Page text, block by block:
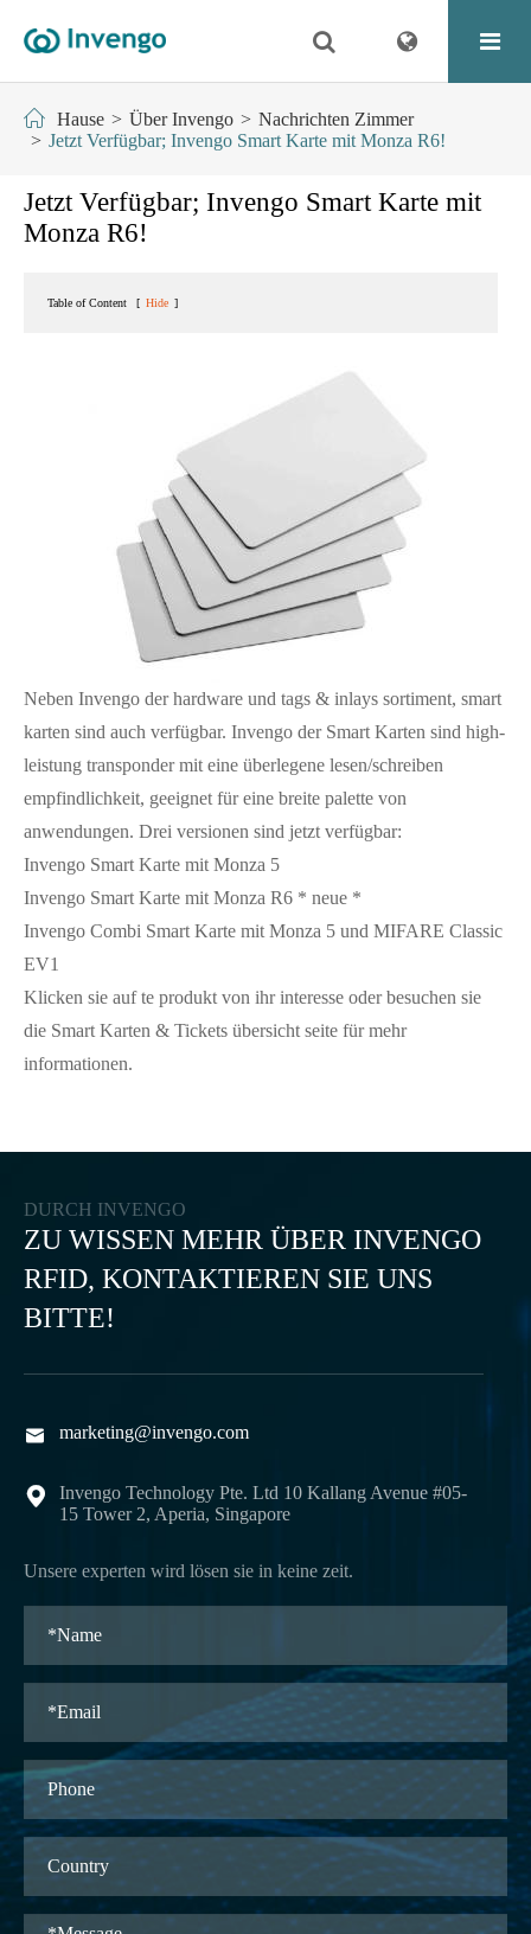
Hause Über Invengo
Nachrichten Zimmer
Jetzt Verfügbar; Invengo Smart Karte mit Monza R6!
Jetzt Verfügbar; Invengo Smart Karte mit
Monza R6!
Table of Content [ Hide ]
Neben Invengo der hardware und tags & inlays sortiment, smart
karten sind auch verfügbar. Invengo der Smart Karten sind high-
leistung transponder mit eine überlegene lesen/schreiben
empfindlichkeit, geeignet für eine breite palette von
anwendungen. Drei versionen sind jetzt verfügbar:
Invengo Smart Karte mit Monza 5
Invengo Smart Karte mit Monza R6 * neue *
Invengo Combi Smart Karte mit Monza 5 und MIFARE Classic
EV1
Klicken sie auf te produkt von ihr interesse oder besuchen sie
die Smart Karten & Tickets übersicht seite für mehr
informationen.
DURCH INVENGO
ZU WISSEN MEHR ÜBER INVENGO
RFID, KONTAKTIEREN SIE UNS
BITTE!
 marketing@invengo.com

Invengo Technology Pte. Ltd 10 Kallang Avenue #05-
15 Tower 2, Aperia, Singapore
Unsere experten wird lösen sie in keine zeit.